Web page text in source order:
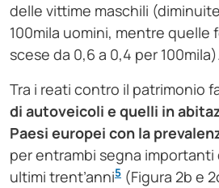
delle vittime maschili
100mila uomini, mentre quelle
scese da 0,6 a 0,4 per 100mila).
Tra i reati contro il patrimonio
di autoveicoli e quelli in
Paesi europei con la
per entrambi segna
ultimi trent’anni5 (Figura 2b e